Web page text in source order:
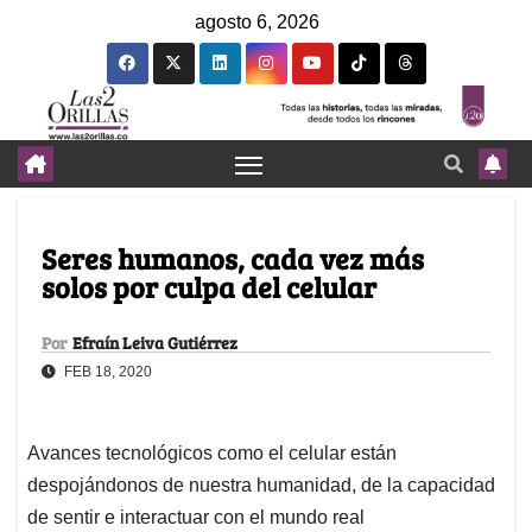
agosto 6, 2026
Seres humanos, cada vez más
solos por culpa del celular
Por Efraín Leiva Gutiérrez
FEB 18, 2020
Avances tecnológicos como el celular están
despojándonos de nuestra humanidad, de la capacidad
de sentir e interactuar con el mundo real